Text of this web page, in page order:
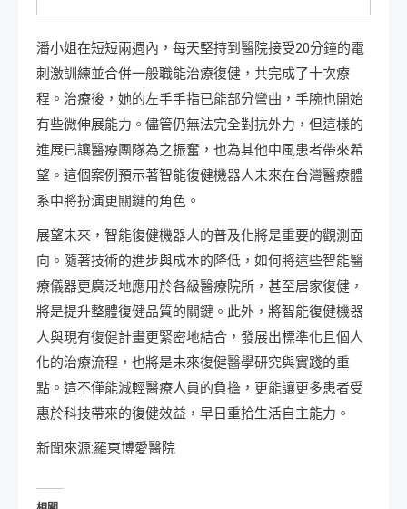
潘小姐在短短兩週內，每天堅持到醫院接受20分鐘的電
刺激訓練並合併一般職能治療復健，共完成了十次療
程。治療後，她的左手手指已能部分彎曲，手腕也開始
有些微伸展能力。儘管仍無法完全對抗外力，但這樣的
進展已讓醫療團隊為之振奮，也為其他中風患者帶來希
望。這個案例預示著智能復健機器人未來在台灣醫療體
系中將扮演更關鍵的角色。
展望未來，智能復健機器人的普及化將是重要的觀測面
向。隨著技術的進步與成本的降低，如何將這些智能醫
療儀器更廣泛地應用於各級醫療院所，甚至居家復健，
將是提升整體復健品質的關鍵。此外，將智能復健機器
人與現有復健計畫更緊密地結合，發展出標準化且個人
化的治療流程，也將是未來復健醫學研究與實踐的重
點。這不僅能減輕醫療人員的負擔，更能讓更多患者受
惠於科技帶來的復健效益，早日重拾生活自主能力。
新聞來源:羅東博愛醫院